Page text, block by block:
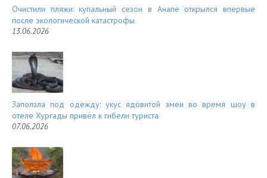
Очистили пляжи: купальный сезон в Анапе открылся впервые
после экологической катастрофы
13.06.2026
Заползла под одежду: укус ядовитой змеи во время шоу в
отеле Хургады привёл к гибели туриста
07.06.2026